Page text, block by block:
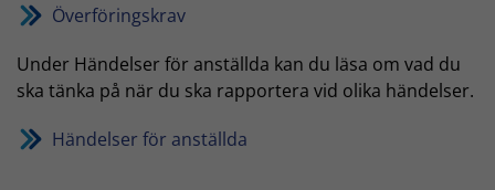
Överföringskrav
Under Händelser för anställda kan du läsa om vad du
ska tänka på när du ska rapportera vid olika händelser.
Händelser för anställda